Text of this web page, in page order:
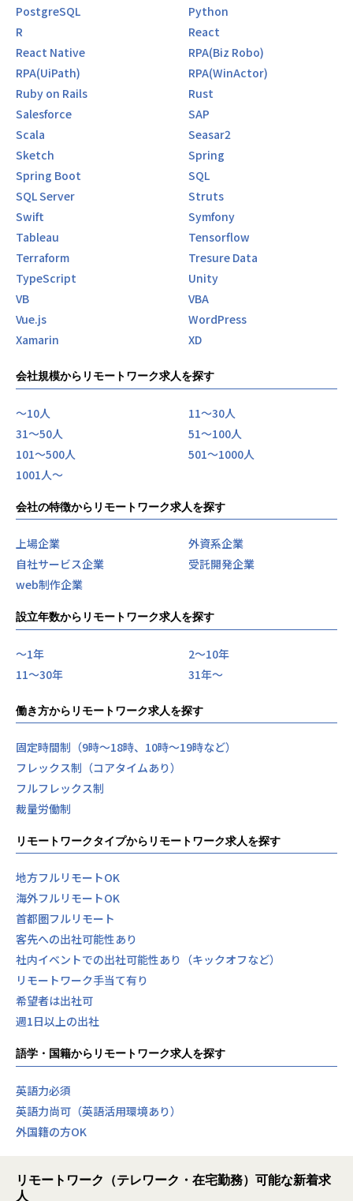
PostgreSQL
Python
R
React
React Native
RPA(Biz Robo)
RPA(UiPath)
RPA(WinActor)
Ruby on Rails
Rust
Salesforce
SAP
Scala
Seasar2
Sketch
Spring
Spring Boot
SQL
SQL Server
Struts
Swift
Symfony
Tableau
Tensorflow
Terraform
Tresure Data
TypeScript
Unity
VB
VBA
Vue.js
WordPress
Xamarin
XD
会社規模からリモートワーク求人を探す
〜10人
11〜30人
31〜50人
51〜100人
101〜500人
501〜1000人
1001人〜
会社の特徴からリモートワーク求人を探す
上場企業
外資系企業
自社サービス企業
受託開発企業
web制作企業
設立年数からリモートワーク求人を探す
〜1年
2〜10年
11〜30年
31年〜
働き方からリモートワーク求人を探す
固定時間制（9時～18時、10時～19時など）
フレックス制（コアタイムあり）
フルフレックス制
裁量労働制
リモートワークタイプからリモートワーク求人を探す
地方フルリモートOK
海外フルリモートOK
首都圏フルリモート
客先への出社可能性あり
社内イベントでの出社可能性あり（キックオフなど）
リモートワーク手当て有り
希望者は出社可
週1日以上の出社
語学・国籍からリモートワーク求人を探す
英語力必須
英語力尚可（英語活用環境あり）
外国籍の方OK
リモートワーク（テレワーク・在宅勤務）可能な新着求
人